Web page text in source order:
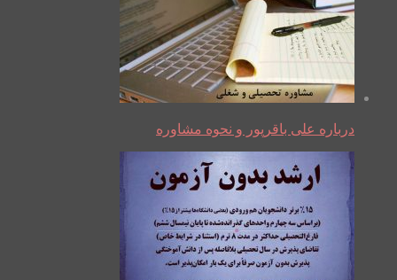
درباره علی باقرپور و نحوه مشاوره